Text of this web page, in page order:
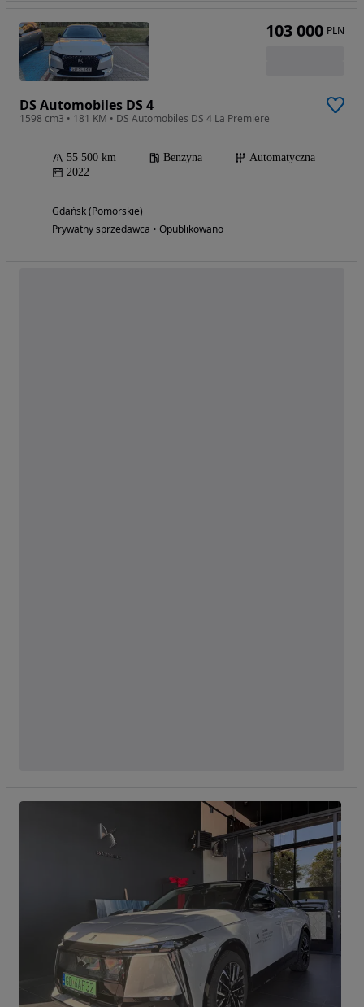
DS Automobiles DS 4
1598 cm3 • 181 KM • DS Automobiles DS 4 La Premiere
55 500 km Benzyna
Automatyczna
2022
Gdańsk (Pomorskie)
Prywatny sprzedawca • Opublikowano
103 000 PLN